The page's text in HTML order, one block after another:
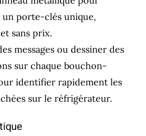
porte-clés unique,
sans prix.
messages ou dessiner des
sur chaque bouchon-
identifier rapidement les
sur le réfrigérateur.